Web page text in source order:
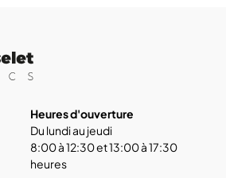
Heures d'ouverture
Du lundi au jeudi
8:00 à 12:30 et 13:00 à 17:30
heures